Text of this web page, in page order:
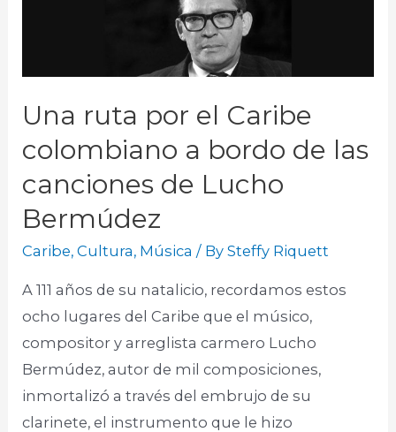
Una ruta por el Caribe
colombiano a bordo de las
canciones de Lucho
Bermúdez
Caribe,Cultura, Música / BySteffy Riquett
A 111 años de su natalicio, recordamos estos
ocho lugares del Caribe que el músico,
compositor y arreglista carmero Lucho
Bermúdez, autor de mil composiciones,
inmortalizó a través del embrujo de su
clarinete, el instrumento que le hizo